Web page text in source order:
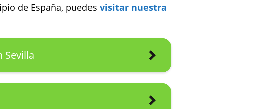
de España, puedes visitar nuestra
Sevilla